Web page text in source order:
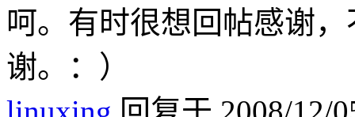
呵。有时很想回帖感谢
谢。：）